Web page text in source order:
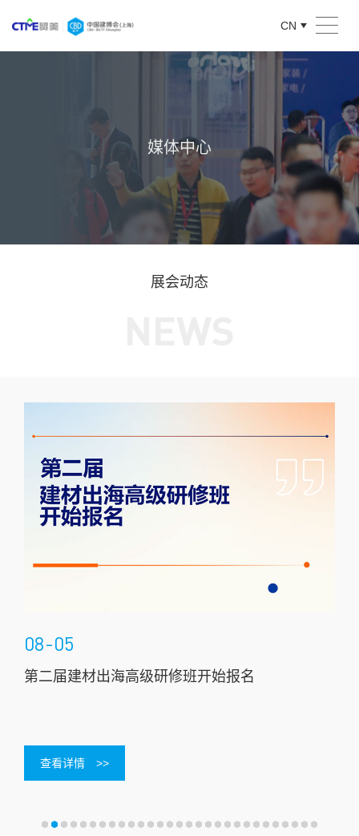
CN
媒体中心
展会动态
08-05
第二届建材出海高级研修班开始报名
查看详情 >>